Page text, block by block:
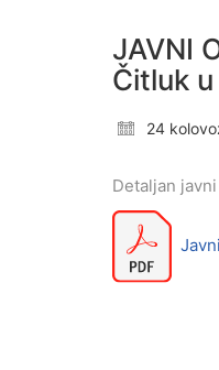
JAVNI
Čitluk
24
Detaljan